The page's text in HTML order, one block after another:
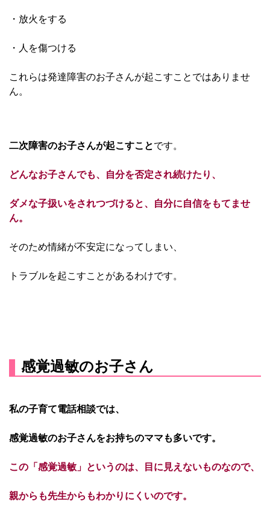
・放火をする
・人を傷つける
これらは発達障害のお子さんが起こすことではありませ
ん。
二次障害のお子さんが起こすことです。
どんなお子さんでも、自分を否定され続けたり、
ダメな子扱いをされつづけると、自分に自信をもてませ
ん。
そのため情緒が不安定になってしまい、
トラブルを起こすことがあるわけです。
感覚過敏のお子さん
私の子育て電話相談では、
感覚過敏のお子さんをお持ちのママも多いです。
この「感覚過敏」というのは、目に見えないものなので、
親からも先生からもわかりにくいのです。